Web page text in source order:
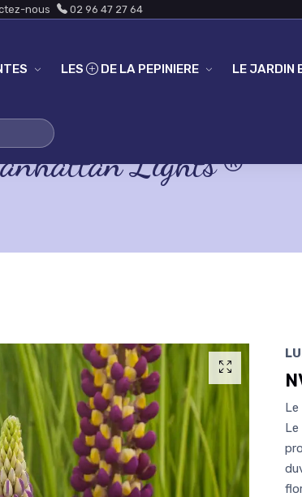
nous 02 96 47 27 64
LES DE LA PEPINIERE LE JARDIN
Lights'®
Le
Le